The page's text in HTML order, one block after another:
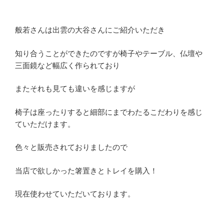
般若さんは出雲の大谷さんにご紹介いただき
知り合うことができたのですが椅子やテーブル、仏壇や
三面鏡など幅広く作られており
またそれも見ても違いを感じますが
椅子は座ったりすると細部にまでわたるこだわりを感じ
ていただけます。
色々と販売されておりましたので
当店で欲しかった箸置きとトレイを購入！
現在使わせていただいております。